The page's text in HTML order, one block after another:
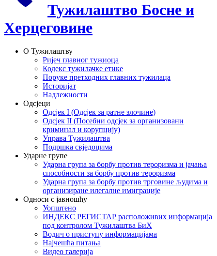
Тужилаштво Босне и
Херцеговине
О Тужилаштву
Ријеч главног тужиоца
Кодекс тужилачке етике
Поруке претходних главних тужилаца
Историјат
Надлежности
Одсјеци
Одсјек I (Одсјек за ратне злочине)
Одсјек II (Посебни одсјек за организовани
криминал и корупцију)
Управа Тужилаштва
Подршка свједоцима
Ударне групе
Ударна група за борбу против тероризма и јачања
способности за борбу против тероризма
Ударна група за борбу против трговине људима и
организиране илегалне имиграције
Односи с јавношћу
Уопштено
ИНДЕКС РЕГИСТАР расположивих информација
под контролом Тужилаштва БиХ
Водич о приступу информацијама
Најчешћа питања
Видео галерија